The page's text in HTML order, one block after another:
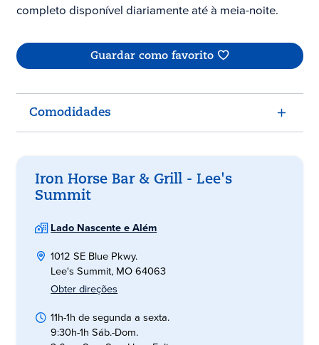
completo disponível diariamente até à meia-noite.
Guardar como favorito
Comodidades
Iron Horse Bar & Grill - Lee's
Summit
Lado Nascente e Além
1012 SE Blue Pkwy.
Lee's Summit, MO 64063
Obter direções
11h-1h de segunda a sexta.
9:30h-1h Sáb.-Dom.